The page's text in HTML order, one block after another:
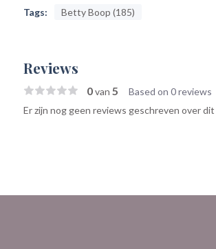
Tags: Betty Boop (185)
Reviews
0van 5 Based on 0 reviews
Er zijn nog geen reviews geschreven over